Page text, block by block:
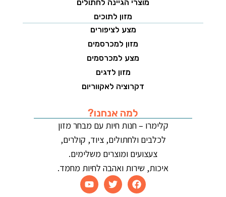
מוצרי הגיינה לחתולים
מזון לתוכים
מצע לציפורים
מזון למכרסמים
מצע למכרסמים
מזון לדגים
דקרוציה לאקווריום
למה אנחנו?
קלימרו – חנות חיות עם מבחר מזון
לכלבים ולחתולים, ציוד, קולרים,
צעצועים ומוצרים משלימים.
איכות, שירות ואהבה לחיות מחמד.